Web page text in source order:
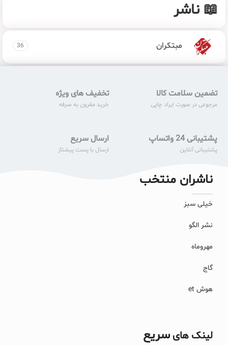
📖 ناشر
مبتکران 36
تضمین سلامت کالا
مرجوعی در صورت ایراد چاپی
تخفیف های ویژه
خرید مقرون به صرفه
پشتیبانی 24 واتساپ
پشتیبانی آنلاین
ارسال سریع
ارسال با پست پیشتاز
ناشران منتخب
خیلی سبز
نشر الگو
مهروماه
گاج
هوش et
لینک های سریع